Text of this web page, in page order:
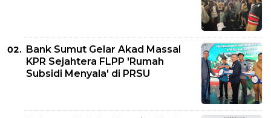
Bank Sumut Gelar Akad Massal
KPR Sejahtera FLPP 'Rumah
Subsidi Menyala' di PRSU